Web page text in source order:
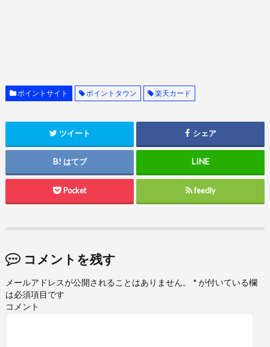
ポイントサイト ポイントタウン 楽天カード
ツイート シェア
はてブ
Pocket feedly
コメントを残す
メールアドレスが公開されることはありません。 *が付いている欄
は必須項目です
コメント